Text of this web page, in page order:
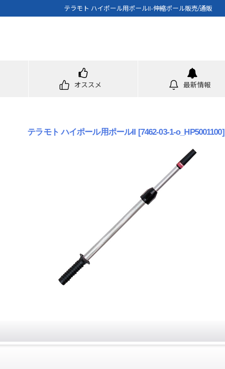
テラモト ハイポール用ポールII-伸縮ポール販売/通販
オススメ 最新情報
テラモト ハイポール用ポールII [7462-03-1-o_HP5001100]